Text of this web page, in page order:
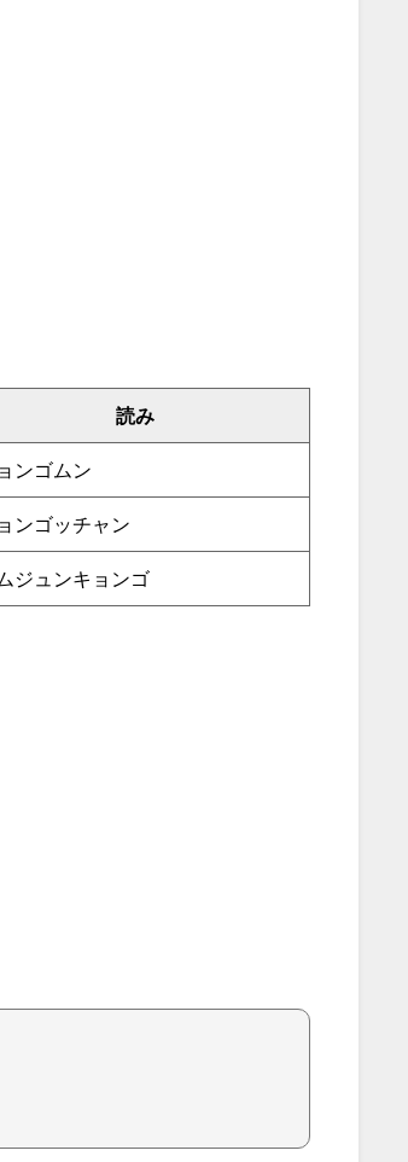
読み
ンゴムン
ンゴッチャン
ジュンキョンゴ